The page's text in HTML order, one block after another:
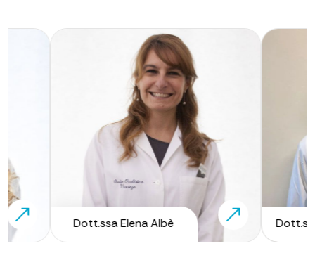
Dott.ssa Elena Albè Dott.ssa Mary